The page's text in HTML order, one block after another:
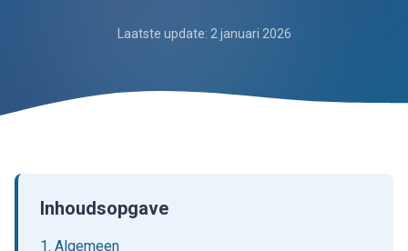
Laatste update: 2 januari 2026
Inhoudsopgave
1. Algemeen